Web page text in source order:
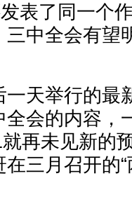
表了同一个
中全会有望
天举行的最
会的内容，
就再未见新的
三月召开的